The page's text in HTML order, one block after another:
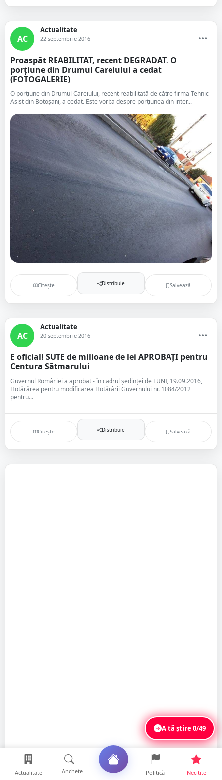
AC
Actualitate
22 septembrie 2016
Proaspăt REABILITAT, recent DEGRADAT. O
porțiune din Drumul Careiului a cedat
(FOTOGALERIE)
O porțiune din Drumul Careiului, recent reabilitată de către firma Tehnic
Asist din Botoșani, a cedat. Este vorba despre porțiunea din inter...
Citește Distribuie Salvează
AC
Actualitate
20 septembrie 2016
E oficial! SUTE de milioane de lei APROBAȚI pentru
Centura Sătmarului
Guvernul României a aprobat - în cadrul ședinței de LUNI, 19.09.2016,
Hotărârea pentru modificarea Hotărârii Guvernului nr. 1084/2012
pentru...
Citește Distribuie Salvează
Altă știre0/49
Actualitate Anchete Politică Necitite